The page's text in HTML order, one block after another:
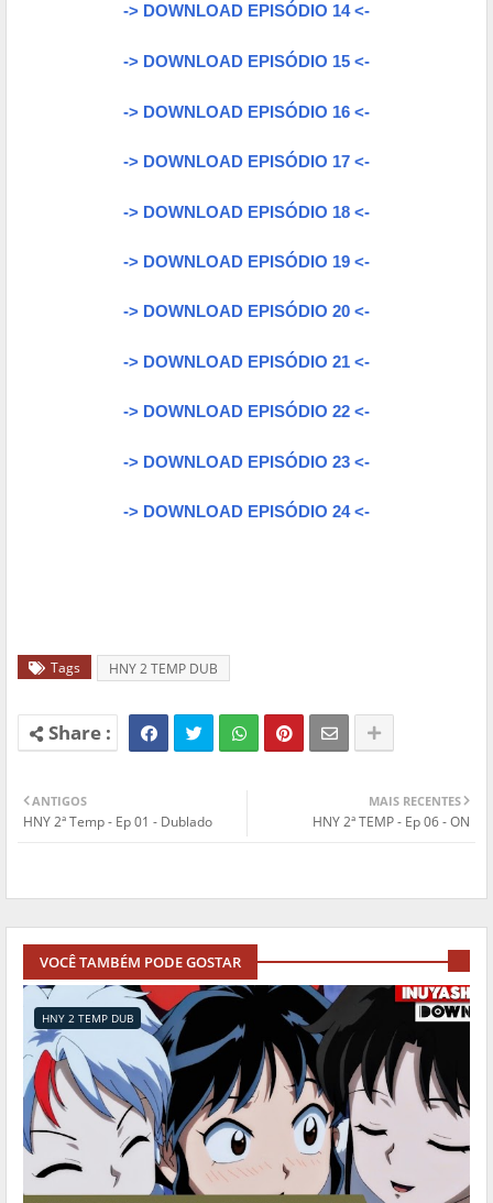
-> DOWNLOAD EPISÓDIO 14 <-
-> DOWNLOAD EPISÓDIO 15 <-
-> DOWNLOAD EPISÓDIO 16 <-
-> DOWNLOAD EPISÓDIO 17 <-
-> DOWNLOAD EPISÓDIO 18 <-
-> DOWNLOAD EPISÓDIO 19 <-
-> DOWNLOAD EPISÓDIO 20 <-
-> DOWNLOAD EPISÓDIO 21 <-
-> DOWNLOAD EPISÓDIO 22 <-
-> DOWNLOAD EPISÓDIO 23 <-
-> DOWNLOAD EPISÓDIO 24 <-
Tags HNY 2 TEMP DUB
MAIS RECENTES
HNY 2ª TEMP - Ep 06 - ON
ANTIGOS
HNY 2ª Temp - Ep 01 - Dublado
VOCÊ TAMBÉM PODE GOSTAR
HNY 2 TEMP DUB